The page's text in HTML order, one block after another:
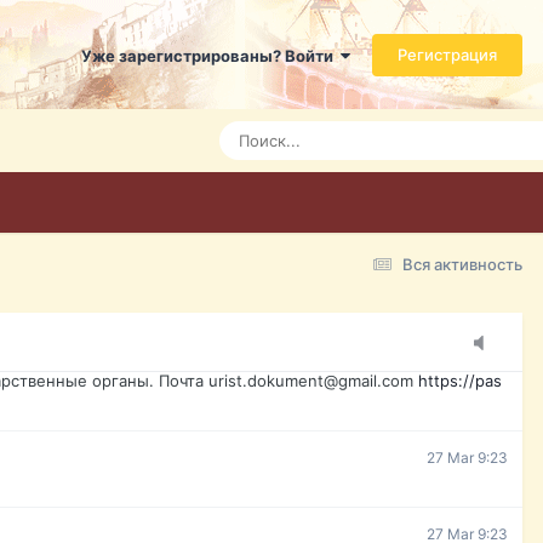
Уже зарегистрированы? Войти Регистрация
Вся активность
даже ребенок. Быстрое оформление договора с
Today 3:21
Today 3:24
Today 3:28
15 Mar 16:47
органы. Почта urist.dokument@gmail.com https://pas
27 Mar 9:23
27 Mar 9:23